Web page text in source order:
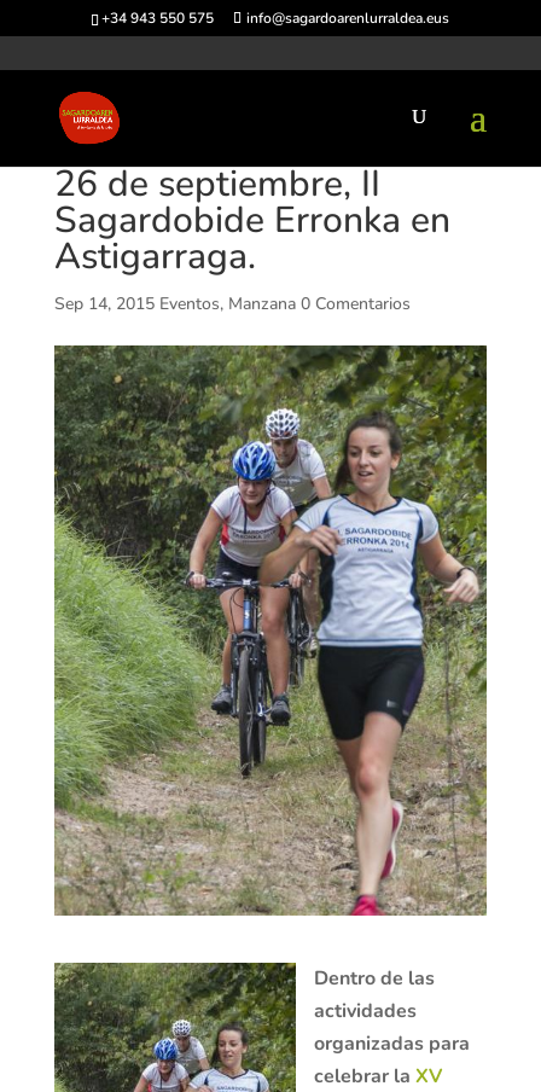
+34 943 550 575 info@sagardoarenlurraldea.eus
26 de septiembre, II
Sagardobide Erronka en
Astigarraga.
Sep 14, 2015 Eventos, Manzana 0 Comentarios
Dentro de las
actividades
organizadas para
celebrar la XV